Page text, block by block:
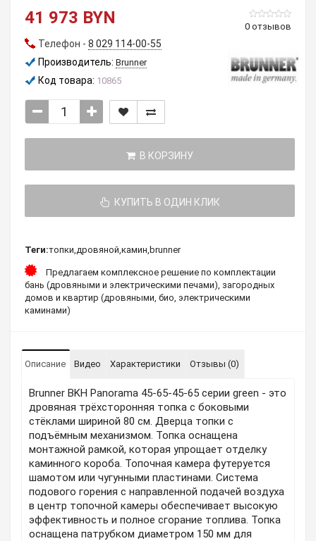
0 отзывов
41 973 BYN
Телефон - 8 029 114-00-55
Производитель: Brunner
Код товара: 10865
В КОРЗИНУ
КУПИТЬ В ОДИН КЛИК
Теги:топки,дровяной,камин, brunner
Предлагаем комплексное решение по комплектации
бань (дровяными и электрическими печами), загородных
домов и квартир (дровяными, био, электрическими
каминами)
Описание Видео Характеристики Отзывы (0)
Brunner BKH Panorama 45-65-45-65 серии green - это
дровяная трёхсторонняя топка с боковыми
стёклами шириной 80 см. Дверца топки с
подъёмным механизмом. Топка оснащена
монтажной рамкой, которая упрощает отделку
каминного короба. Топочная камера футеруется
шамотом или чугунными пластинами. Система
подового горения с направленной подачей воздуха
в центр топочной камеры обеспечивает высокую
эффективность и полное сгорание топлива. Топка
оснащена патрубком диаметром 150 мм для